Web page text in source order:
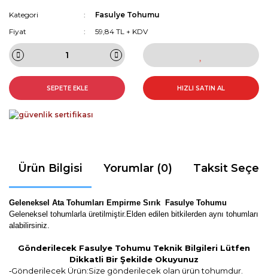
Kategori
Fasulye Tohumu
Fiyat
59,84 TL + KDV
SEPETE EKLE HIZLI SATIN AL
Ürün Bilgisi Yorumlar (0) Taksit
Geleneksel Ata Tohumları Empirme Sırık Fasulye Tohumu
Geleneksel tohumlarla üretilmiştir.Elden edilen bitkilerden aynı tohumları
alabilirsiniz.
Gönderilecek Fasulye Tohumu Teknik Bilgileri Lütfen
Dikkatli Bir Şekilde Okuyunuz
-Gönderilecek Ürün:Size gönderilecek olan ürün tohumdur.